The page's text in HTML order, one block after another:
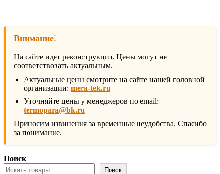
Внимание!
На сайте идет реконструкция. Цены могут не
соответствовать актуальным.
Актуальные цены смотрите на сайте нашей головной
организации: mera-tek.ru
Уточняйте цены у менеджеров по email:
termopara@bk.ru
Приносим извинения за временные неудобства. Спасибо
за понимание.
Поиск
Поиск